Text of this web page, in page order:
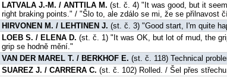
LATVALA J.-M. / ANTTILA M. (st. č. 4) "It was good, but it
right braking points." / "Šlo to, ale zdálo se mi, že se přilnavost
HIRVONEN M. / LEHTINEN J. (st. č. 3) "Good start, I'm quite
LOEB S. / ELENA D. (st. č. 1) "It was OK, but lot of mud, the
grip se hodně mění."
VAN DER MAREL T. / BERKHOF E. (st. č. 118) Technical
SUAREZ J. / CARRERA C. (st. č. 102) Rolled. / Šel přes